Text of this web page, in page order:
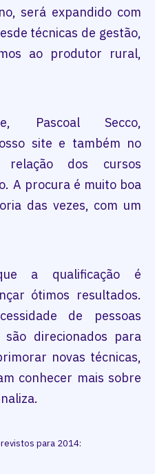
será expandido com
técnicas de gestão,
ao produtor rural,
Pascoal Secco,
site e também no
dos cursos
A procura é muito boa
das vezes, com um
a qualificação é
ótimos resultados.
de pessoas
são direcionados para
novas técnicas,
conhecer mais sobre
para 2014: